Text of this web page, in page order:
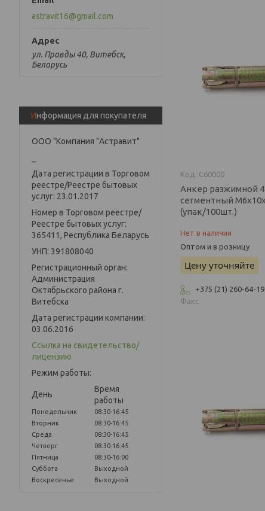
astravit16@gmail.com
ул. Правды 40, Витебск,
Беларусь
Информация для покупателя
ООО "Компания "Астравит"
Дата регистрации в Торговом
реестре/Реестре бытовых
услуг: 23.01.2017
Номер в Торговом реестре/
Реестре бытовых услуг:
365411, Республика Беларусь
УНП: 391808040
Регистрационный орган:
Администрация
Октябрьского района г.
Витебска
Дата регистрации компании:
03.06.2016
Ссылка на свидетельство/
лицензию
Режим работы:
День
Время
работы
Понедельник
08:30-16:45
Вторник
08:30-16:45
Среда
08:30-16:45
Четверг
08:30-16:45
Пятница
08:30-16:00
Суббота
Выходной
Воскресенье
Выходной
C60000
Анкер разжимной
сегментный
(упак/100шт.)
Нет в наличии
Оптом и в розницу
Цену уточняйте
+375 (21) 260-64-19
Факс